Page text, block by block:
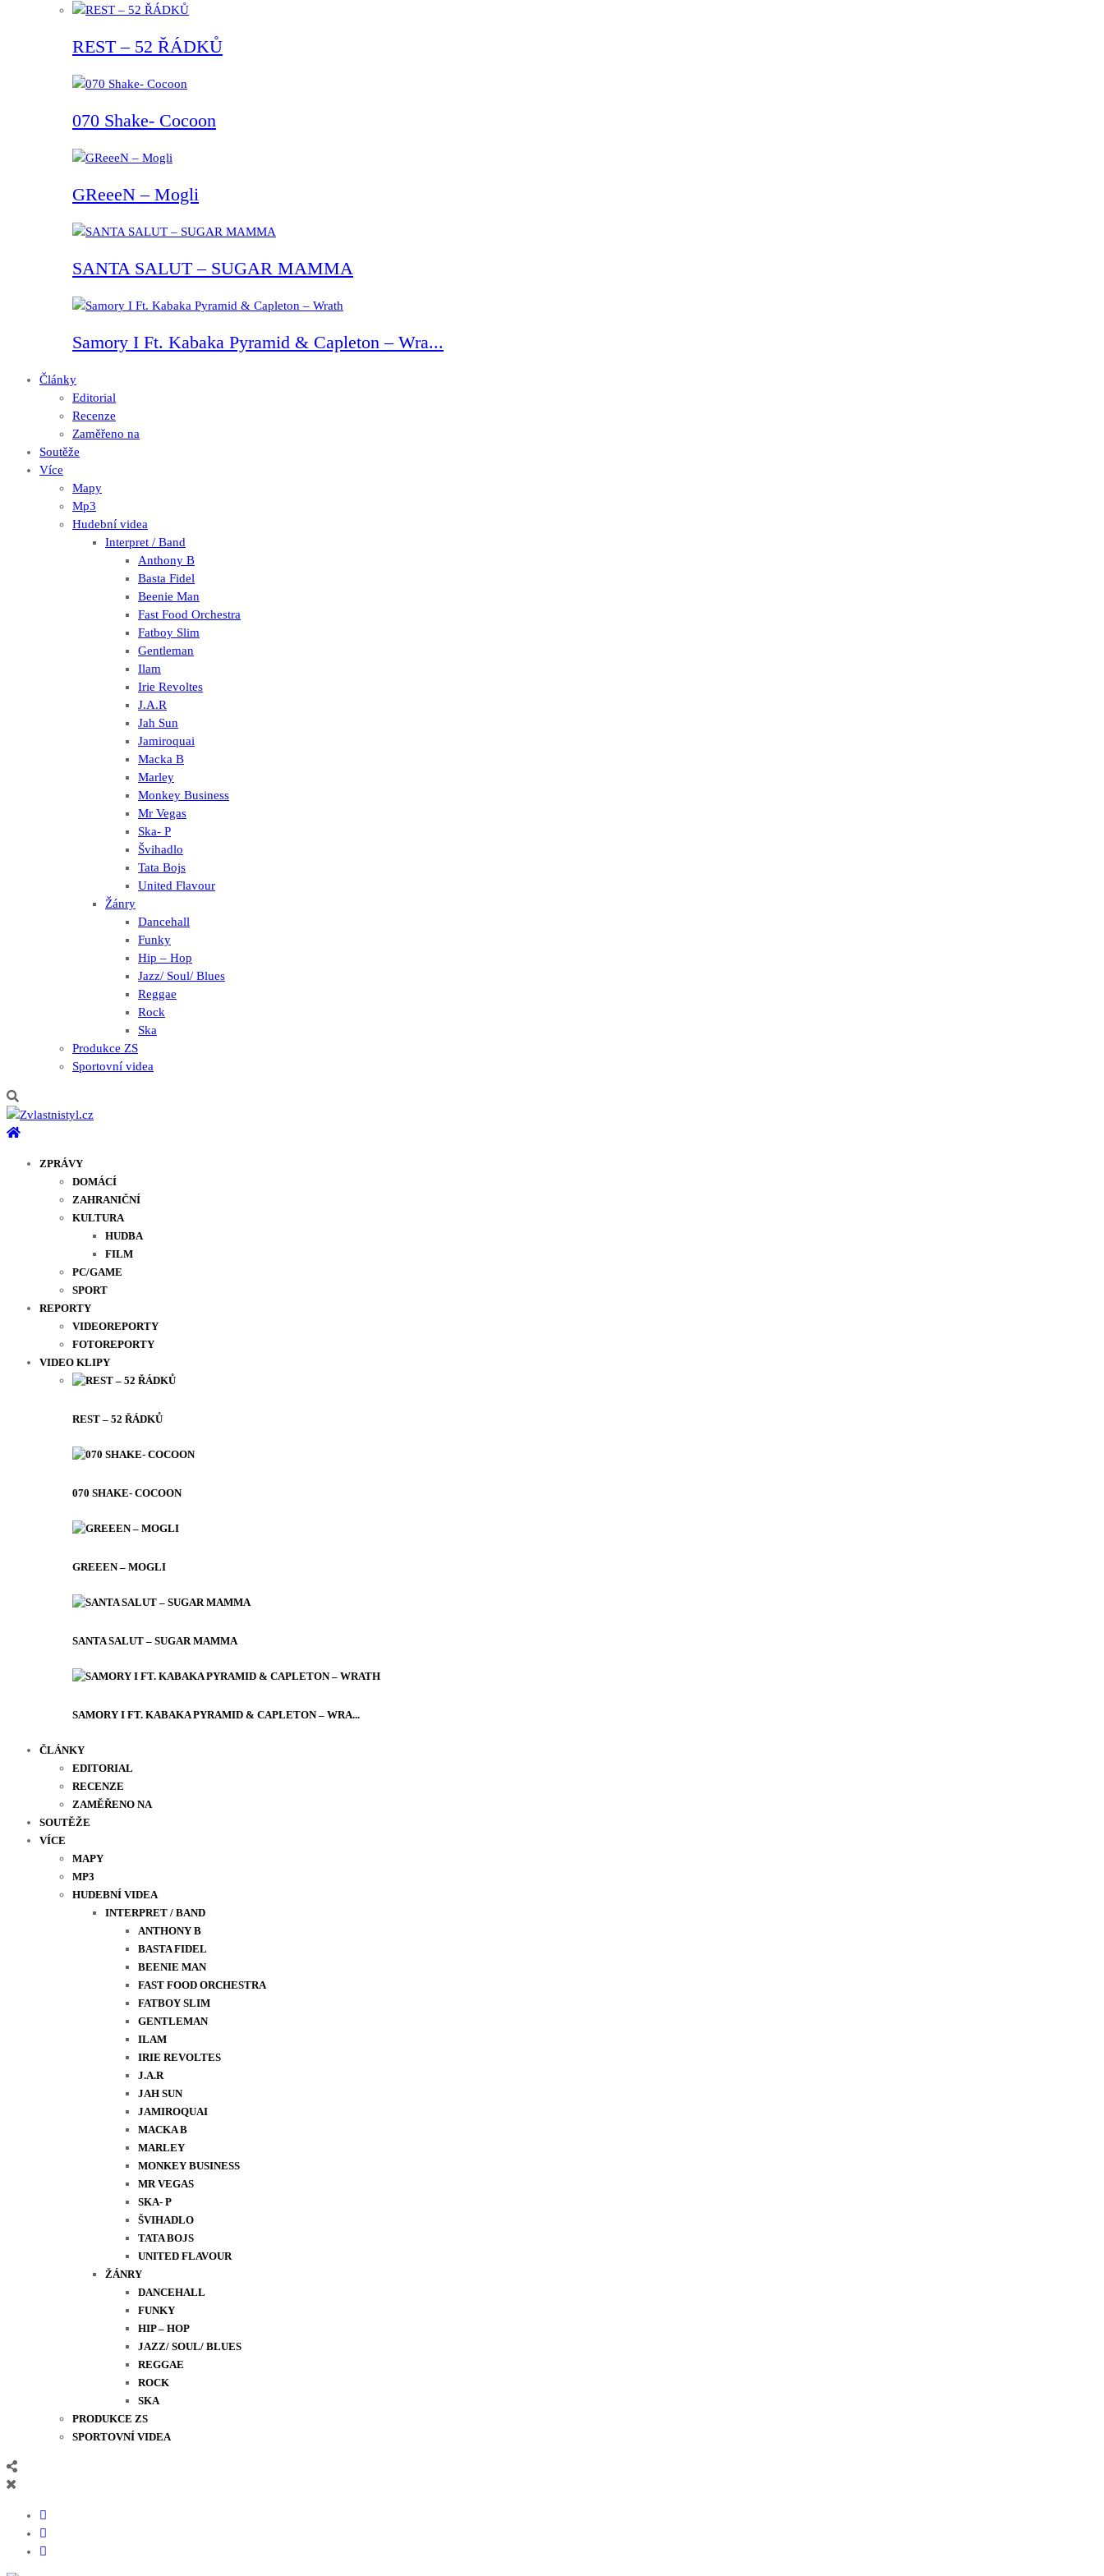
REST – 52 ŘÁDKŮ
070 Shake- Cocoon
GReeeN – Mogli
SANTA SALUT – SUGAR MAMMA
Samory I Ft. Kabaka Pyramid & Capleton – Wra...
Články
Editorial
Recenze
Zaměřeno na
Soutěže
Více
Mapy
Mp3
Hudební videa
Interpret / Band
Anthony B
Basta Fidel
Beenie Man
Fast Food Orchestra
Fatboy Slim
Gentleman
Ilam
Irie Revoltes
J.A.R
Jah Sun
Jamiroquai
Macka B
Marley
Monkey Business
Mr Vegas
Ska- P
Švihadlo
Tata Bojs
United Flavour
Žánry
Dancehall
Funky
Hip – Hop
Jazz/ Soul/ Blues
Reggae
Rock
Ska
Produkce ZS
Sportovní videa
ZPRÁVY
DOMÁCÍ
ZAHRANIČNÍ
KULTURA
HUDBA
FILM
PC/GAME
SPORT
REPORTY
VIDEOREPORTY
FOTOREPORTY
VIDEO KLIPY
REST – 52 ŘÁDKŮ
070 SHAKE- COCOON
GREEEN – MOGLI
SANTA SALUT – SUGAR MAMMA
SAMORY I FT. KABAKA PYRAMID & CAPLETON – WRA...
ČLÁNKY
EDITORIAL
RECENZE
ZAMĚŘENO NA
SOUTĚŽE
VÍCE
MAPY
MP3
HUDEBNÍ VIDEA
INTERPRET / BAND
ANTHONY B
BASTA FIDEL
BEENIE MAN
FAST FOOD ORCHESTRA
FATBOY SLIM
GENTLEMAN
ILAM
IRIE REVOLTES
J.A.R
JAH SUN
JAMIROQUAI
MACKA B
MARLEY
MONKEY BUSINESS
MR VEGAS
SKA- P
ŠVIHADLO
TATA BOJS
UNITED FLAVOUR
ŽÁNRY
DANCEHALL
FUNKY
HIP – HOP
JAZZ/ SOUL/ BLUES
REGGAE
ROCK
SKA
PRODUKCE ZS
SPORTOVNÍ VIDEA